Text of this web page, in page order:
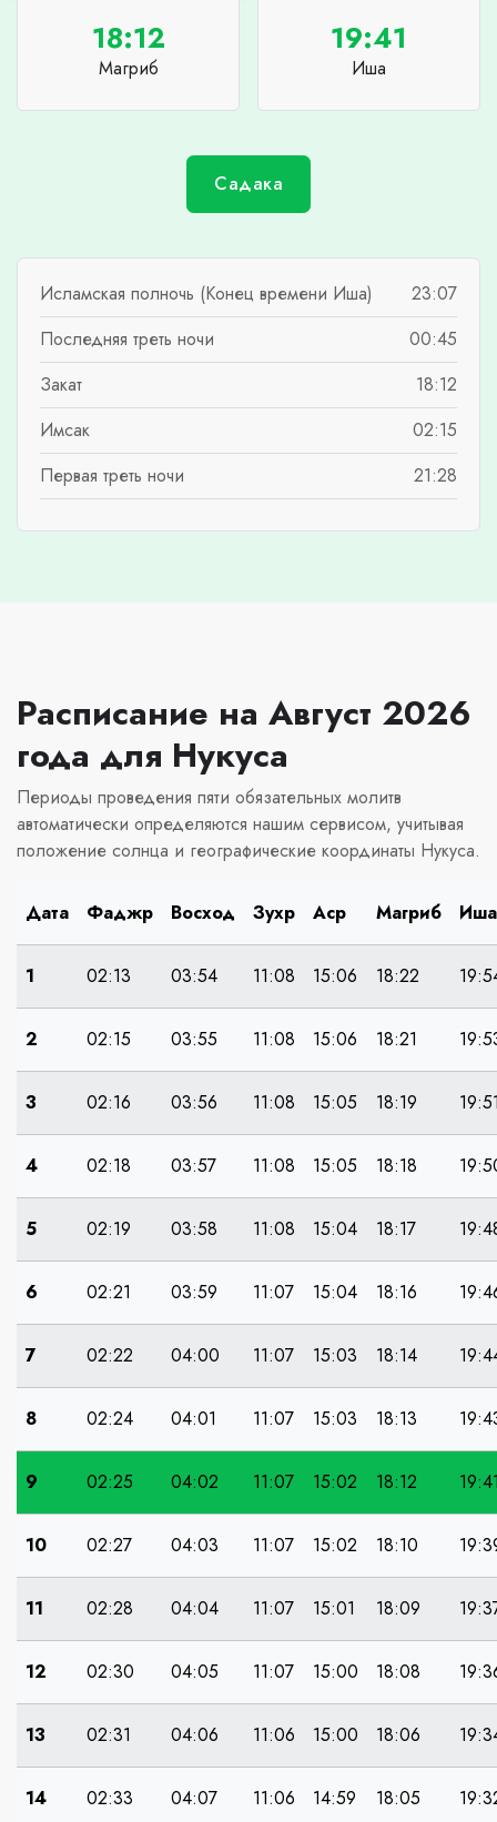
18:12
Магриб
19:41
Иша
Садака
Исламская полночь (Конец времени Иша)
23:07
Последняя треть ночи
00:45
Закат
18:12
Имсак
02:15
Первая треть ночи
21:28
Расписание на Август 2026
года для Нукуса
Периоды проведения пяти обязательных молитв
автоматически определяются нашим сервисом, учитывая
положение солнца и географические координаты Нукуса.
Дата Фаджр Восход Зухр Аср Магриб Иша
1 02:13 03:54 11:08 15:06 18:22
2 02:15 03:55 11:08 15:06 18:21
3 02:16 03:56 11:08 15:05 18:19
4 02:18 03:57 11:08 15:05 18:18
5 02:19 03:58 11:08 15:04 18:17
6 02:21 03:59 11:07 15:04 18:16
7 02:22 04:00 11:07 15:03 18:14
8 02:24 04:01 11:07 15:03 18:13
9 02:25 04:02 11:07 15:02 18:12
10 02:27 04:03 11:07 15:02 18:10
11 02:28 04:04 11:07 15:01 18:09
12 02:30 04:05 11:07 15:00 18:08
13 02:31 04:06 11:06 15:00 18:06
14 02:33 04:07 11:06 14:59 18:05